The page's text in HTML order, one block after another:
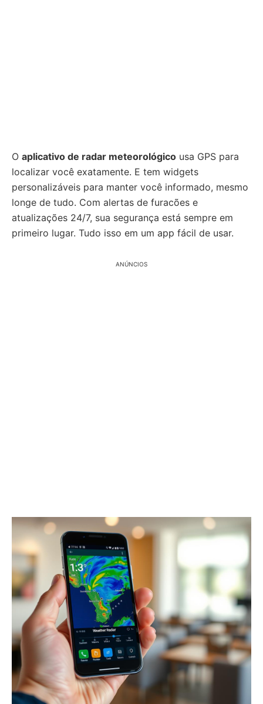
O aplicativo de radar meteorológico usa GPS para
localizar você exatamente. E tem widgets
personalizáveis para manter você informado, mesmo
longe de tudo. Com alertas de furacões e
atualizações 24/7, sua segurança está sempre em
primeiro lugar. Tudo isso em um app fácil de usar.
ANÚNCIOS